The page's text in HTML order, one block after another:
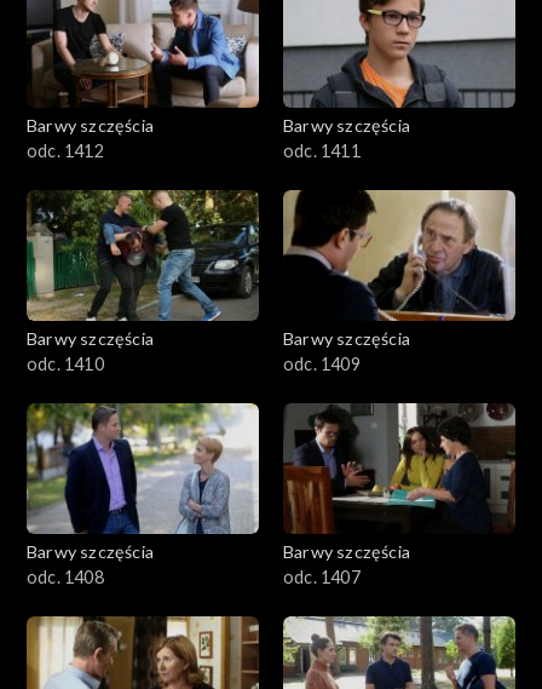
Barwy szczęścia
odc. 1412
Barwy szczęścia
odc. 1411
Barwy szczęścia
odc. 1410
Barwy szczęścia
odc. 1409
Barwy szczęścia
odc. 1408
Barwy szczęścia
odc. 1407